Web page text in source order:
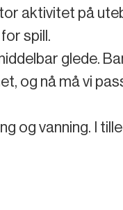
aktivitet på
spill.
glede.
og nå må vi
og vanning. I